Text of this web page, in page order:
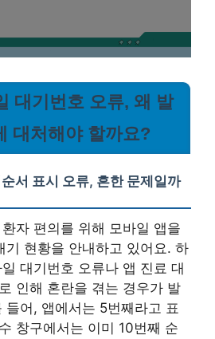
대기번호 오류, 왜 발
대처해야 할까요?
서 표시 오류, 흔한 문제일까
자 편의를 위해 모바일 앱을
기 현황을 안내하고 있어요. 하
대기번호 오류나 앱 진료 대
인해 혼란을 겪는 경우가 발
들어, 앱에서는 5번째라고 표
창구에서는 이미 10번째 순